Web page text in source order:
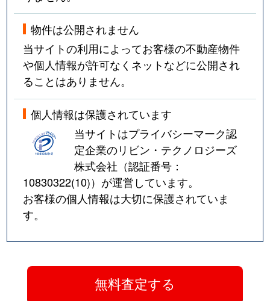
物件は公開されません
当サイトの利用によってお客様の不動産物件
や個人情報が許可なくネットなどに公開され
ることはありません。
個人情報は保護されています
当サイトはプライバシーマーク認
定企業のリビン・テクノロジーズ
株式会社（認証番号：
10830322(10)）が運営しています。
お客様の個人情報は大切に保護されていま
す。